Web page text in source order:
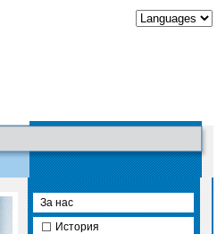
За нас
История